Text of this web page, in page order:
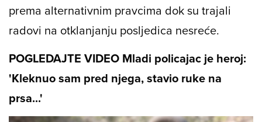
prema alternativnim pravcima dok su trajali
radovi na otklanjanju posljedica nesreće.
POGLEDAJTE VIDEO Mladi policajac je heroj:
'Kleknuo sam pred njega, stavio ruke na
prsa...'